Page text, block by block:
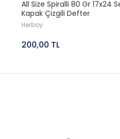
All Size Spiralli 80 Gr 17x24
Kapak Çizgili Defter
Herboy
200,00 TL